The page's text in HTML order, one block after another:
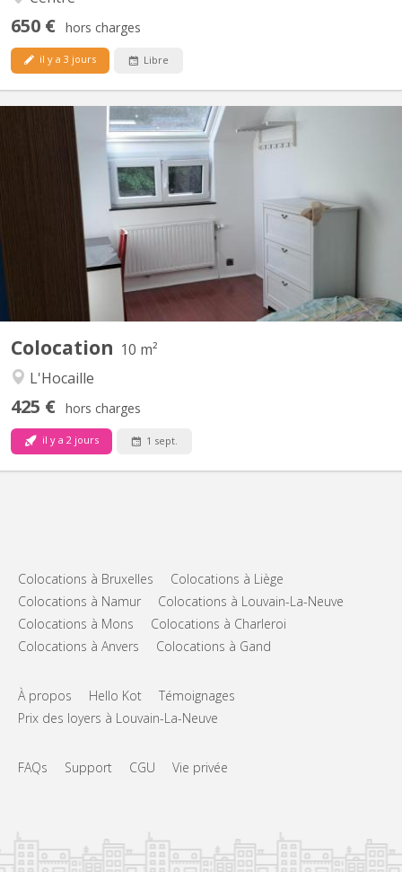
650 € hors charges
il y a 3 jours Libre
Colocation 10 m²
L'Hocaille
425 € hors charges
il y a 2 jours 1 sept.
Chambre meublée & fraîchement rénovée – Quartier de l'Hocaille ​
Vous cherchez un lieu de vie agréable, lumineux et idéalement
situé ? Venez nous rejoindre dans notre colocation de 3
personnes au sein d'une maison unifamiliale ! ​📍 Localisation
idéale ​Située dans le quartier très recherché de...
Colocations à Bruxelles
Colocations à Liège
Colocations à Namur
Colocations à Louvain-La-Neuve
Colocations à Mons
Colocations à Charleroi
Colocations à Anvers
Colocations à Gand
À propos Hello Kot
Témoignages
Prix des loyers à Louvain-La-Neuve
FAQs Support CGU Vie privée